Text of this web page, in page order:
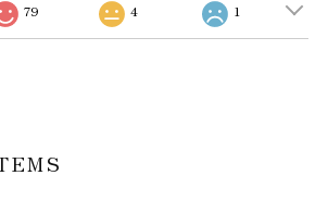
79 4 1